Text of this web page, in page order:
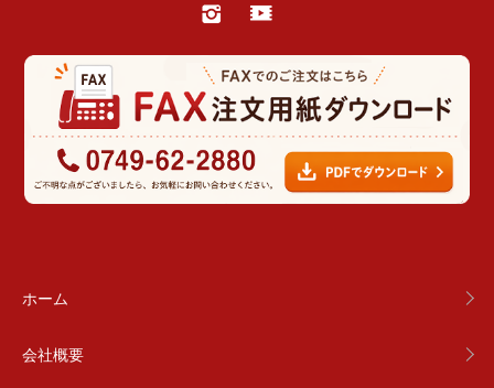
ホーム
会社概要